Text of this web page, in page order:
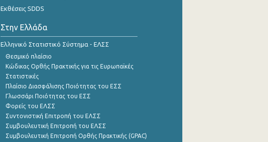
Εκθέσεις SDDS
Στην Ελλάδα
Ελληνικό Στατιστικό Σύστημα - ΕΛΣΣ
Θεσμικό πλαίσιο
Κώδικας Ορθής Πρακτικής για τις Ευρωπαϊκές
Στατιστικές
Πλαίσιο Διασφάλισης Ποιότητας του ΕΣΣ
Γλωσσάρι Ποιότητας του ΕΣΣ
Φορείς του ΕΛΣΣ
Συντονιστική Επιτροπή του ΕΛΣΣ
Συμβουλευτική Επιτροπή του ΕΛΣΣ
Συμβουλευτική Επιτροπή Ορθής Πρακτικής (GPAC)